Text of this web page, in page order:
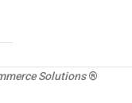
Solutions®